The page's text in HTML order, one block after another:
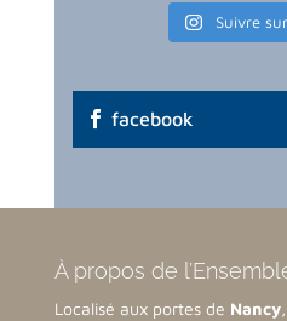
Suivre
facebook
À propos de
Localisé aux portes de Nancy,